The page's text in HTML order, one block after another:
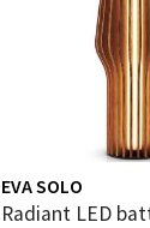
EVA SOLO
Radiant LED batteri lampe